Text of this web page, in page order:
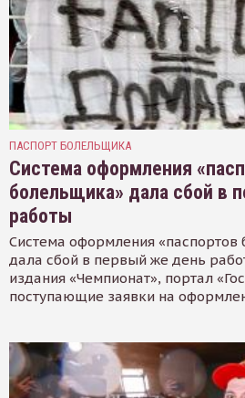
ПАСПОРТ БОЛЕЛЬЩИКА
Система оформления
болельщика» дала сбой в
работы
Система оформления «паспортов
дала сбой в первый же день
издания «Чемпионат», портал
поступающие заявки на